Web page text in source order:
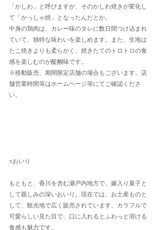
「かしわ」と呼びますが、そのかしわ焼きが変化し
て「かっしゃ焼」となったんだとか。
中身の鶏肉は、カレー味のタレに数日間つけ込まれ
ていて、独特な味わいを楽しめます。また、生地は
たこ焼きよりも柔らかく、焼きたてのトロトロの食
感を楽しむのが醍醐味です。
※移動販売、期間限定店舗の場合もございます。店
舗営業時間等はホームページ等にてご確認くださ
い。
○おいり
もともと、香川を含む瀬戸内地方で、嫁入り菓子と
して親しみの深いおいり。現在では、お土産ものと
して、観光地で広く販売されています。カラフルで
可愛らしい見た目で、口に入れるとふわっと溶ける
食感も魅力です。